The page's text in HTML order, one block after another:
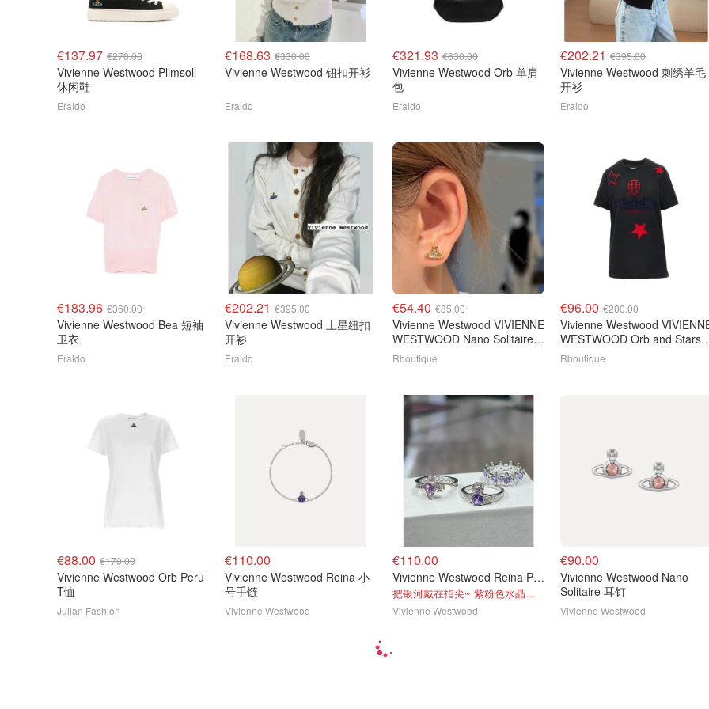
€137.97 €270.00
Vivienne Westwood Plimsoll
休闲鞋
Eraldo
€168.63 €330.00
Vivienne Westwood 钮扣开衫
Eraldo
€321.93 €630.00
Vivienne Westwood Orb 单肩
包
Eraldo
€202.21 €395.00
Vivienne Westwood 刺绣羊毛
开衫
Eraldo
€183.96 €360.00
Vivienne Westwood Bea 短袖
卫衣
Eraldo
€202.21 €395.00
Vivienne Westwood 土星纽扣
开衫
Eraldo
€54.40 €85.00
Vivienne Westwood VIVIENNE
WESTWOOD Nano Solitaire
耳环
Rboutique
€96.00 €200.00
Vivienne Westwood
WESTWOOD Orb and Stars
恤
Rboutique
€88.00 €170.00
Vivienne Westwood Orb Peru
T恤
Julian Fashion
€110.00
Vivienne Westwood Reina 小
号手链
Vivienne Westwood
€110.00
Vivienne Westwood Reina Petite 戒指
把银河戴在指尖~ 紫粉色水晶土星真的太仙了
Vivienne Westwood
€90.00
Vivienne Westwood Nano
Solitaire 耳钉
Vivienne Westwood